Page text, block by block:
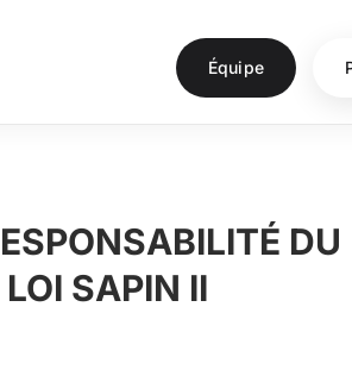
Équipe
DU
SAPIN II